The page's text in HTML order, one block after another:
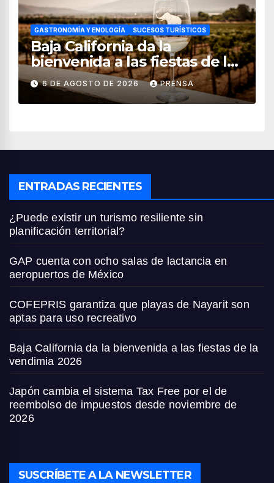
GASTRONOMÍA Y ENOLOGÍA SUCESOS TURÍSTICOS
Baja California da la
bienvenida a las fiestas de la
vendimia 2026
6 DE AGOSTO DE 2026 PRENSA
ENTRADAS RECIENTES
¿Puede existir un turismo resiliente sin
planificación territorial?
GAP cuenta con ocho salas de lactancia en
aeropuertos de México
COFEPRIS garantiza que playas de Nayarit son
aptas para uso recreativo
Baja California da la bienvenida a las fiestas de la
vendimia 2026
Japón cambia el sistema Tax Free por el de
reembolso de impuestos desde noviembre de
2026
SUSCRÍBETE A LA NEWSLETTER